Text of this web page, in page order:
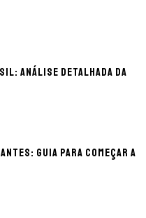
Análise detalhada da
guia para começar a